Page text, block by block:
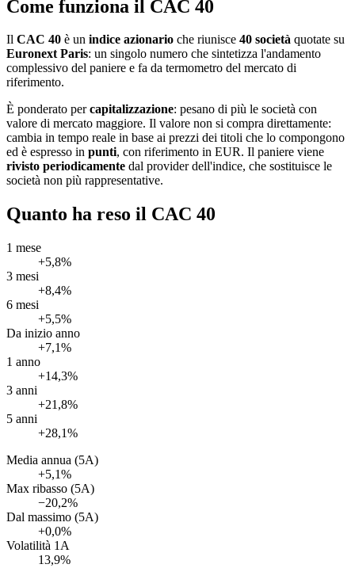
Come funziona il CAC 40
Il CAC 40 è un indice azionario che riunisce 40 società quotate su
Euronext Paris: un singolo numero che sintetizza l'andamento
complessivo del paniere e fa da termometro del mercato di
riferimento.
È ponderato percapitalizzazione: pesano di più le società con
valore di mercato maggiore. Il valore non si compra direttamente:
cambia in tempo reale in base ai prezzi dei titoli che lo compongono
ed è espresso in punti, con riferimento in EUR. Il paniere viene
rivisto periodicamente dal provider dell'indice, che sostituisce le
società non più rappresentative.
Quanto ha reso il CAC 40
1 mese
+5,8%
3 mesi
+8,4%
6 mesi
+5,5%
Da inizio anno
+7,1%
1 anno
+14,3%
3 anni
+21,8%
5 anni
+28,1%
Media annua (5A)
+5,1%
Max ribasso (5A)
−20,2%
Dal massimo (5A)
+0,0%
Volatilità 1A
13,9%